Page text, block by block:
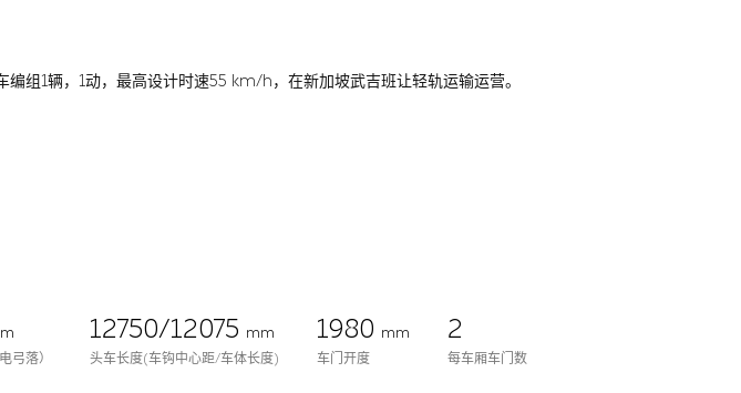
组1辆，1动，最高设计时速55 km/h，在新加坡武吉班让轻轨运输运营。
弓落）
12750/12075 mm
头车长度(车钩中心距/车体长度)
1980 mm
车门开度
2
每车厢车门数